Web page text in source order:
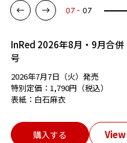
01 07
InRed 2026年8月・9月合併
号
2026年7月7日（火）発売
特別定価：1,790円（税込）
表紙：白石麻衣
購入する